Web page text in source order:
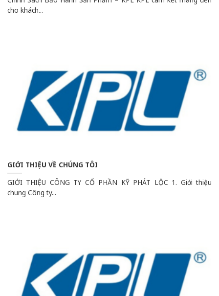
cho khách...
GIỚI THIỆU VỀ CHÚNG TÔI
GIỚI THIỆU CÔNG TY CỔ PHẦN KỸ PHÁT LỘC 1. Giới thiệu
chung Công ty...